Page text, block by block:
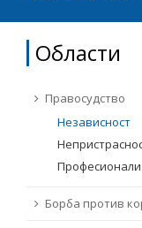
БОРБА ПРОТИВ
ТЕМЕЛНИ ПРАВА
ПРИСТАПНИ
Област / подрачје
Извор
Под-извор
Тип
Области
Правосудство
Независност
Борба против